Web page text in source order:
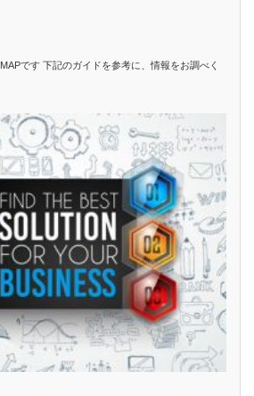
です 下記のガイドを参考に、情報をお調べく